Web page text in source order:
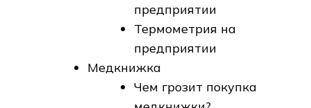
предприятии
Термометрия на
предприятии
Медкнижка
Чем грозит покупка